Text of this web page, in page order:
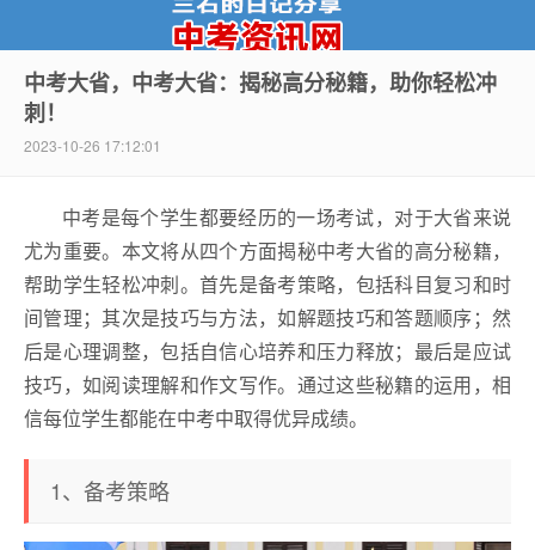
中考资讯网
中考大省，中考大省：揭秘高分秘籍，助你轻松冲
刺！
2023-10-26 17:12:01
中考是每个学生都要经历的一场考试，对于大省来说
尤为重要。本文将从四个方面揭秘中考大省的高分秘籍，
帮助学生轻松冲刺。首先是备考策略，包括科目复习和时
间管理；其次是技巧与方法，如解题技巧和答题顺序；然
后是心理调整，包括自信心培养和压力释放；最后是应试
技巧，如阅读理解和作文写作。通过这些秘籍的运用，相
信每位学生都能在中考中取得优异成绩。
1、备考策略